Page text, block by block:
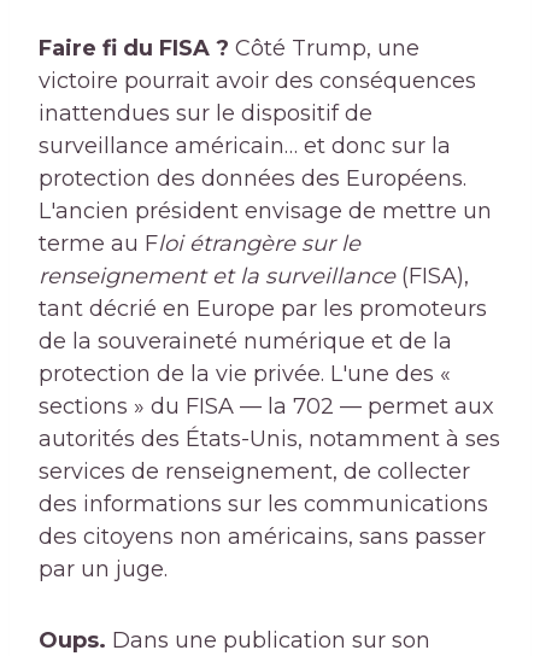
Faire fi du FISA ? Côté Trump, une
victoire pourrait avoir des conséquences
inattendues sur le dispositif de
surveillance américain… et donc sur la
protection des données des Européens.
L'ancien président envisage de mettre un
terme au Floi étrangère sur le
renseignement et la surveillance(FISA),
tant décrié en Europe par les promoteurs
de la souveraineté numérique et de la
protection de la vie privée. L'une des «
sections » du FISA — la 702 — permet aux
autorités des États-Unis, notamment à ses
services de renseignement, de collecter
des informations sur les communications
des citoyens non américains, sans passer
par un juge.
Oups. Dans une publication sur son